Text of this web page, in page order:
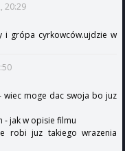
20:29
i grópa cyrkowców.ujdzie w
moge dac swoja bo juz
- jak w opisie filmu
robi juz takiego wrazenia